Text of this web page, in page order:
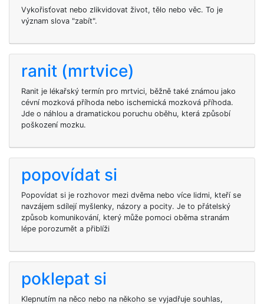
Vykořisťovat nebo zlikvidovat život, tělo nebo věc. To je
význam slova "zabít".
ranit (mrtvice)
Ranit je lékařský termín pro mrtvici, běžně také známou jako
cévní mozková příhoda nebo ischemická mozková příhoda.
Jde o náhlou a dramatickou poruchu oběhu, která způsobí
poškození mozku.
popovídat si
Popovídat si je rozhovor mezi dvěma nebo více lidmi, kteří se
navzájem sdílejí myšlenky, názory a pocity. Je to přátelský
způsob komunikování, který může pomoci oběma stranám
lépe porozumět a přiblíži
poklepat si
Klepnutím na něco nebo na někoho se vyjadřuje souhlas,